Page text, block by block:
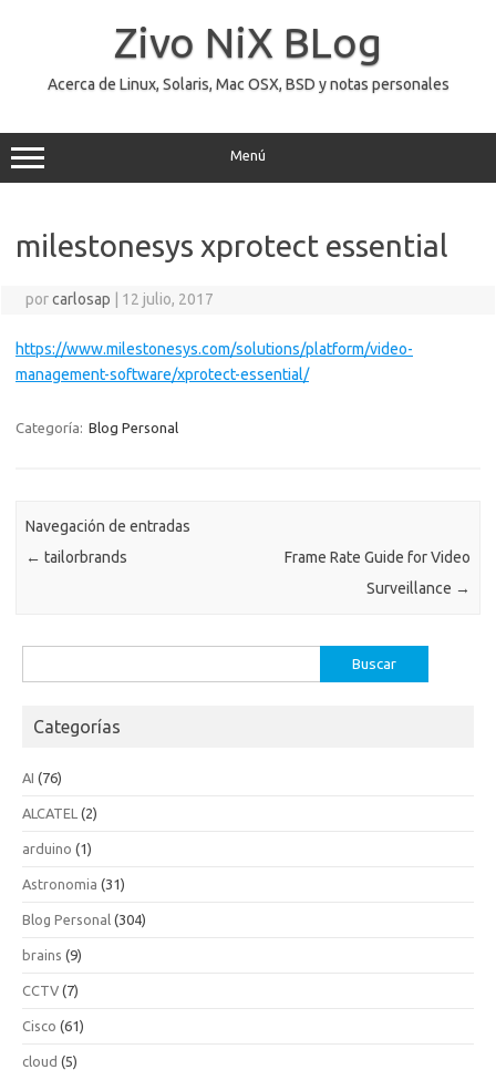
Zivo NiX BLog
Acerca de Linux, Solaris, Mac OSX, BSD y notas personales
Menú
milestonesys xprotect essential
porcarlosap 12 julio, 2017
https://www.milestonesys.com/solutions/platform/video-
management-software/xprotect-essential/
Categoría: Blog Personal
Navegación de entradas
← tailorbrands
Frame Rate Guide for Video
Surveillance →
Categorías
AI (76)
ALCATEL (2)
arduino (1)
Astronomia (31)
Blog Personal (304)
brains (9)
CCTV (7)
Cisco (61)
cloud (5)